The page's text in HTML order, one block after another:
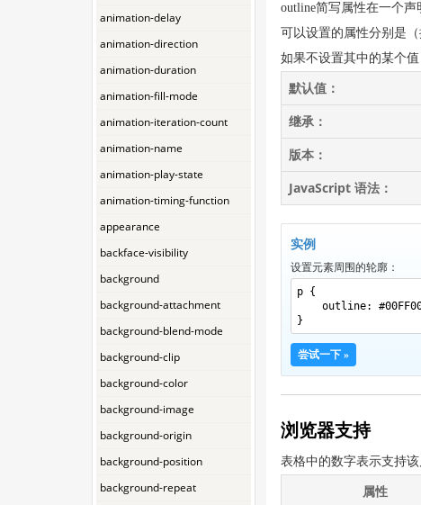
animation-delay
animation-direction
animation-duration
animation-fill-mode
animation-iteration-count
animation-name
animation-play-state
animation-timing-function
appearance
backface-visibility
background
background-attachment
background-blend-mode
background-clip
background-color
background-image
background-origin
background-position
background-repeat
outline简写属性在一个声
可以设置的属性分别是
如果不设置其中的某个值
默认值：
继承：
版本：
JavaScript 语法：
实例
设置元素周围的轮廓：
p {
outline:
}
尝试一下 »
浏览器支持
表格中的数字表示支持
属性